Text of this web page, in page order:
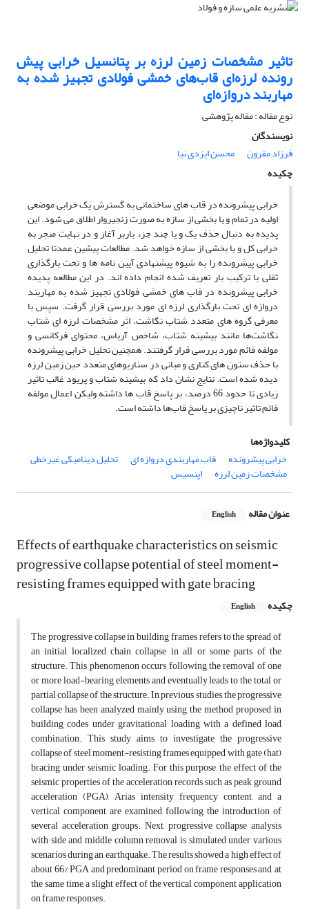
تاثیر مشخصات زمین لرزه بر پتانسیل خرابی پیش
رونده لرزه‌ای قاب‌های خمشی فولادی تجهیز شده به
مهاربند دروازه‌ای
نوع مقاله : مقاله پژوهشی
نویسندگان
فرزاد مقرون
محسن ایزدی نیا
چکیده
خرابی پیشرونده در قاب­ های ساختمانی به گسترش یک خرابی موضعی
اولیه در تمام و یا بخشی از سازه به صورت زنجیروار اطلاق می شود. این
پدیده به دنبال حذف یک و یا چند جزء باربر آغاز و در نهایت منجر به
خرابی کل و یا بخشی از سازهخواهد شد. مطالعات پیشین عمدتا تحلیل
خرابی پیشرونده را به شیوه پیشنهادی آیین نامه­ ها و تحت بارگذاری
ثقلی با ترکیب بار تعریف شده انجام داده ­اند. در این مطالعه پدیده
خرابی پیشرونده در قاب ­های خمشی فولادی تجهیز شده به مهاربند
دروازه ای تحت بارگذاری لرزه ­ای مورد بررسی قرار گرفت. سپس با
معرفی گروه­ های متعدد شتاب نگاشت، اثر مشخصات لرزه ­ای شتاب
نگاشت‌ها مانند بیشینه شتاب، شاخص آریاس، محتوای فرکانسی و
مولفه قائم مورد بررسی قرار گرفتند. همچنینتحلیل خرابی پیش­رونده
با حذف ستون ­های کناری و میانی در سناریوهای متعدد حین زمین­ لرزه
دیده شده است. نتایج نشان داد که بیشینه شتاب و پریود غالب تاثیر
زیادی تا حدود 66 درصد، بر پاسخ قاب ها داشته ولیکن اعمال مولفه
قائم تاثیر ناچیزی بر پاسخ قاب‌ها داشته است.
کلیدواژه‌ها
خرابی پیشرونده
قاب مهاربندی دروازه ای تحلیل دینامیکی غیرخطی
مشخصات زمین لرزه اپنسیس
عنوان مقاله English
Effects of earthquake characteristics on seismic
progressive collapse potential of steel moment-
resisting frames equipped with gate bracing
چکیده English
The progressive collapse in building frames refers to the spread of
an initial localized chain collapse in all or some parts of the
structure. This phenomenon occurs following the removal of one
or more load-bearing elements and eventually leads to the total or
partial collapse of the structure. In previous studies, the progressive
collapse has been analyzed mainly using the method proposed in
building codes under gravitational loading with a defined load
combination. This study aims to investigate the progressive
collapse of steel moment-resisting frames equipped with gate (hat)
bracing under seismic loading. For this purpose, the effect of the
seismic properties of the acceleration records such as peak ground
acceleration (PGA), Arias intensity, frequency content, and a
vertical component are examined, following the introduction of
several acceleration groups. Next, progressive collapse analysis
with side and middle column removal is simulated under various
scenarios during an earthquake. The results showed a high effect of
about 66% PGA and predominant period on frame responses and, at
the same time, a slight effect of the vertical component application
on frame responses.